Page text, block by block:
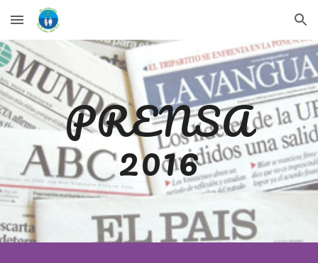
Skip to main content Skip to navigation
PRENSA
2016